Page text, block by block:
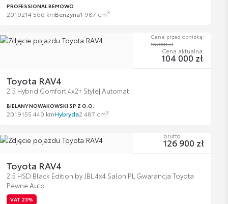
PROFESSIONAL BEMOWO
2019214 566 kmBenzyna1 987 cm3
Toyota RAV4
2.5 Hybrid Comfort 4x2+ Style| Automat
BIELANY NOWAKOWSKI SP Z O.O.
2019155 440 kmHybryda2 487 cm3
Cena przed obniżką:
106 000 zł
Cena aktualna:
104 000 zł
Toyota RAV4
2.5 HSD Black Edition by JBL 4x4 Salon PL Gwarancja Toyota
Pewne Auto
VAT 23%
brutto
126 900 zł